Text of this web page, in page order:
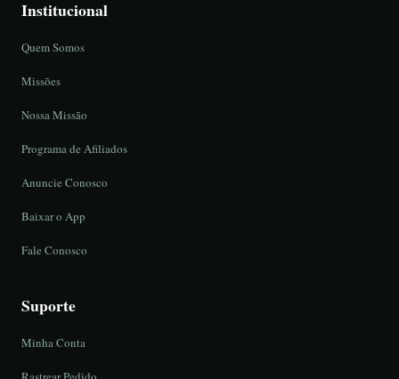
Institucional
Quem Somos
Missões
Nossa Missão
Programa de Afiliados
Anuncie Conosco
Baixar o App
Fale Conosco
Suporte
Minha Conta